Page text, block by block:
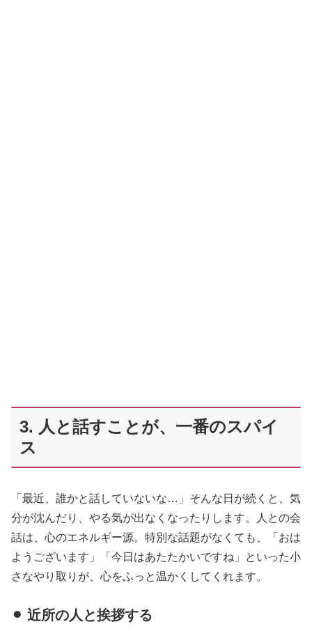
3. 人と話すことが、一番のスパイ
ス
「最近、誰かと話していないな…」そんな日が続くと、気
分が沈んだり、やる気が出なくなったりします。人との会
話は、心のエネルギー源。特別な話題がなくても、「おは
ようございます」「今日はあたたかいですね」といった小
さなやり取りが、心をふっと温かくしてくれます。
⚫︎ 近所の人と挨拶する